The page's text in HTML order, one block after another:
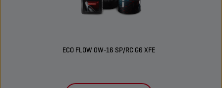
ECO FLOW 0W-16 SP/RC G6 XFE